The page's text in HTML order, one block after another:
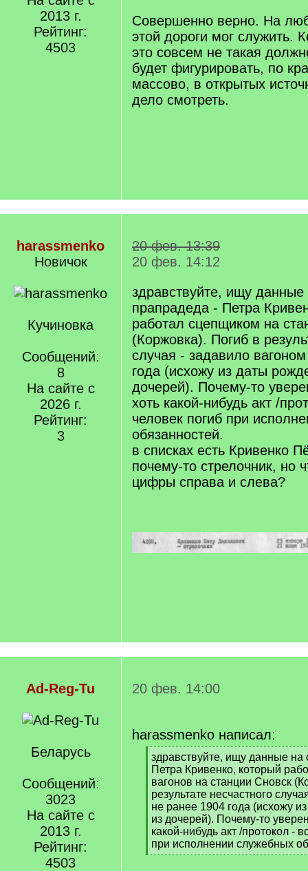
2013 г.
Рейтинг:
4503
q
]
Совершенно верно. На
этой дороги мог служить.
это совсем не такая
будет фигурировать, по
массово, в открытых
дело смотреть.
harassmenko
Новичок
Кучиновка
Сообщений:
8
На сайте с
2026 г.
Рейтинг:
3
20 фев. 13:39
20 фев. 14:12
здравствуйте, ищу данные
прапрадеда - Петра
работал сцепщиком на
(Коржовка). Погиб в
случая - задавило
года (исхожу из даты
дочерей). Почему-то
хоть какой-нибудь акт /
человек погиб при
обязанностей.
в списках есть Кривенко
почему-то стрелочник, но
цифры справа и слева?
Ad-Reg-Tu
Беларусь
Сообщений:
3023
На сайте с
2013 г.
Рейтинг:
4503
20 фев. 14:00
harassmenko написал:
[
q
]
здравствуйте, ищу данные на
Петра Кривенко, который
вагонов на станции Сновск
результате несчастного
не ранее 1904 года (исхожу
из дочерей). Почему-то
какой-нибудь акт /протокол -
при исполнении служебных
[